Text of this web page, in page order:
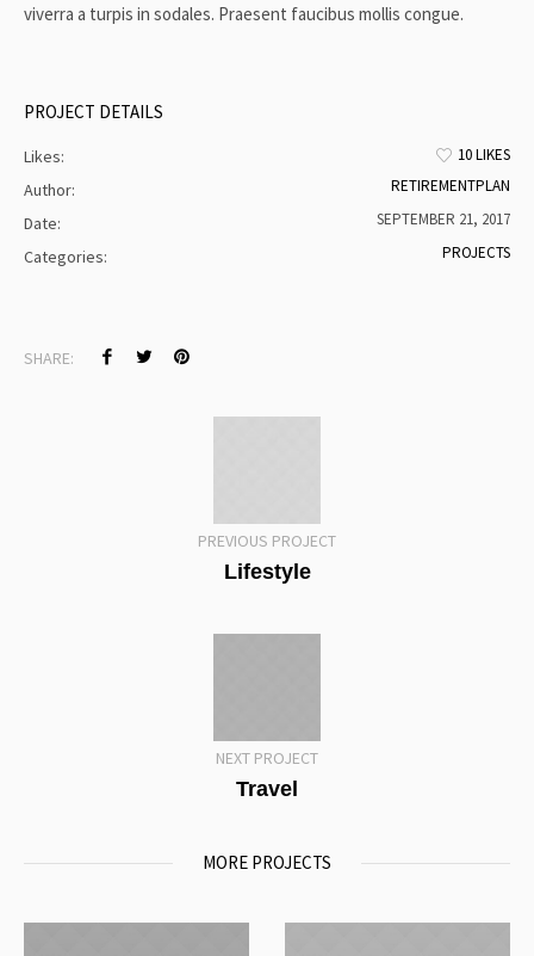
viverra a turpis in sodales. Praesent faucibus mollis congue.
PROJECT DETAILS
Likes: 10 LIKES
Author: RETIREMENTPLAN
Date: SEPTEMBER 21, 2017
Categories: PROJECTS
SHARE:
PREVIOUS PROJECT
Lifestyle
NEXT PROJECT
Travel
MORE PROJECTS